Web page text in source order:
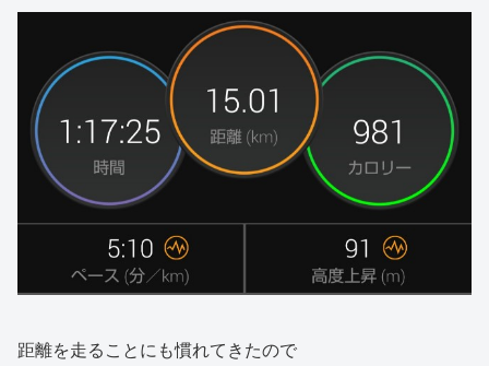
距離を走ることにも慣れてきたので